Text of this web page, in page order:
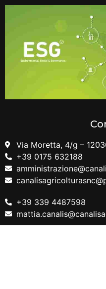
Via Moretta, 4/g –
+39 0175 632188
+39 339 4487598